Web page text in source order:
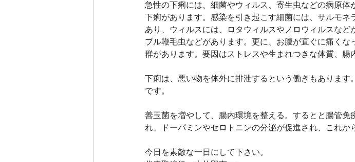
急性の下痢には、細菌やウィルス、寄生虫などの病原
下痢があります。感染を引き起こす細菌には、サルモ
あり、ウィルスには、ロタウィルスやノロウィルスな
ブル鞭毛虫などがあります。更に、お腹が直ぐに痛く
群があります。要因はストレスや生まれつきな体質、腸
下痢は、悪い物を体外に排泄するという働きもありま
です。
善玉菌を増やして、腸内環境を整える。するとと腸管
れ、ドーパミンやセロトニンの分泌が促進され、これか
今日を素敵な一日にして下さい。